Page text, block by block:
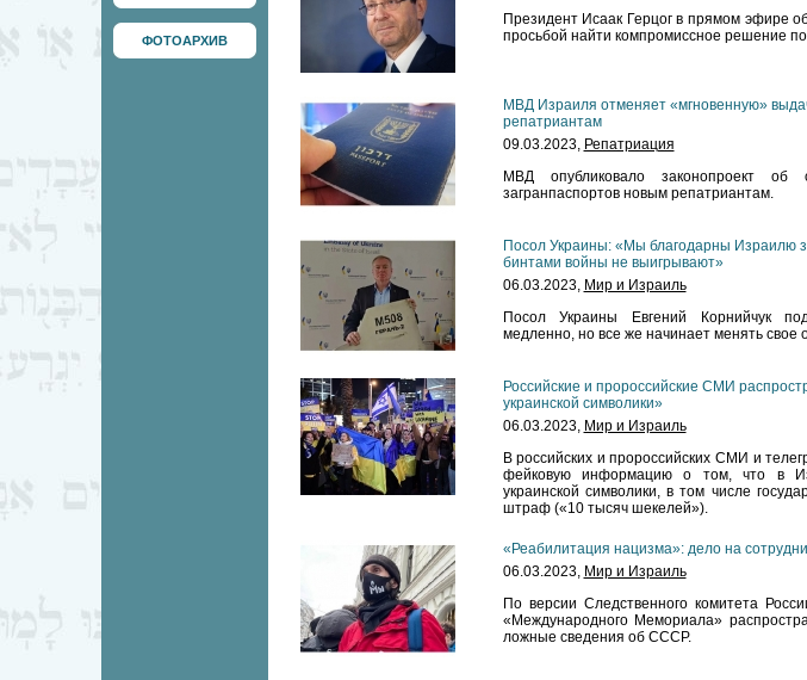
ФОТОАРХИВ
Президент Исаак Герцог в прямом эфире
просьбой найти компромиссное решение
МВД Израиля отменяет «мгновенную»
репатриантам
09.03.2023, Репатриация
МВД опубликовало законопроект об
загранпаспортов новым репатриантам.
Посол Украины: «Мы благодарны Израилю
бинтами войны не выигрывают»
06.03.2023, Мир и Израиль
Посол Украины Евгений Корнийчук
медленно, но все же начинает менять свое
Российские и пророссийские СМИ
украинской символики»
06.03.2023, Мир и Израиль
В российских и пророссийских СМИ и
фейковую информацию о том, что в
украинской символики, в том числе
штраф («10 тысяч шекелей»).
«Реабилитация нацизма»: дело на
06.03.2023, Мир и Израиль
По версии Следственного комитета
«Международного Мемориала»
ложные сведения об СССР.